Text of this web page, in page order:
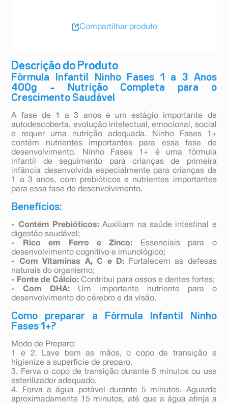
Descrição do Produto
Fórmula Infantil Ninho Fases 1 a 3 Anos
400g – Nutrição Completa para o
Crescimento Saudável
A fase de 1 a 3 anos é um estágio importante de
autodescoberta, evolução intelectual, emocional, social
e requer uma nutrição adequada. Ninho Fases 1+
contém nutrientes importantes para essa fase de
desenvolvimento. Ninho Fases 1+ é uma fórmula
infantil de seguimento para crianças de primeira
infância desenvolvida especialmente para crianças de
1 a 3 anos, com prebióticos e nutrientes importantes
para essa fase de desenvolvimento.
Benefícios:
- Contém Prebióticos: Auxiliam na saúde intestinal e
digestão saudável;
- Rico em Ferro e Zinco: Essenciais para o
desenvolvimento cognitivo e imunológico;
- Com Vitaminas A, C e D: Fortalecem as defesas
naturais do organismo;
- Fonte de Cálcio: Contribui para ossos e dentes fortes;
- Com DHA: Um importante nutriente para o
desenvolvimento do cérebro e da visão.
Como preparar a Fórmula Infantil Ninho
Fases 1+?
Modo de Preparo:
1 e 2. Lave bem as mãos, o copo de transição e
higienize a superfície de preparo.
3. Ferva o copo de transição durante 5 minutos ou use
esterilizador adequado.
4. Ferva a água potável durante 5 minutos. Aguarde
aproximadamente 15 minutos, até que a água atinja a
Compartilhar produto